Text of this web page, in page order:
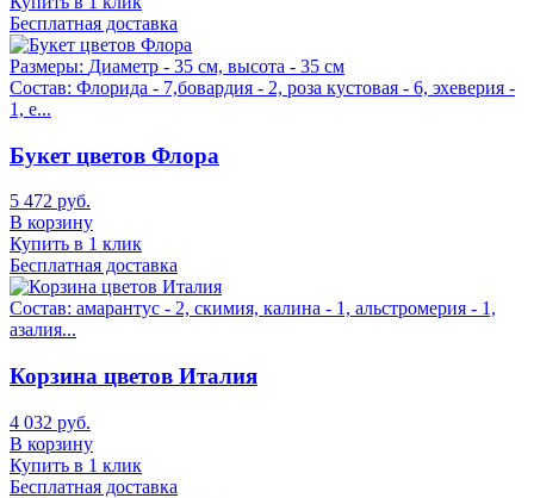
Бесплатная доставка
Размеры: Диаметр - 35 см, высота - 35 см
Состав: Флорида - 7,бовардия - 2, роза кустовая - 6, эхеверия -
1, е...
Букет цветов Флора
5 472 руб.
В корзину
Купить в 1 клик
Бесплатная доставка
Состав: амарантус - 2, скимия, калина - 1, альстромерия - 1,
азалия...
Корзина цветов Италия
4 032 руб.
В корзину
Купить в 1 клик
Бесплатная доставка